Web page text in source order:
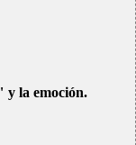
y la emoción.